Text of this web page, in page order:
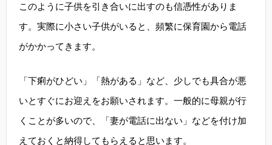
このように子供を引き合いに出すのも信憑性がありま
す。実際に小さい子供がいると、頻繁に保育園から電話
がかかってきます。
「下痢がひどい」「熱がある」など、少しでも具合が悪
いとすぐにお迎えをお願いされます。一般的に母親が行
くことが多いので、「妻が電話に出ない」などを付け加
えておくと納得してもらえると思います。